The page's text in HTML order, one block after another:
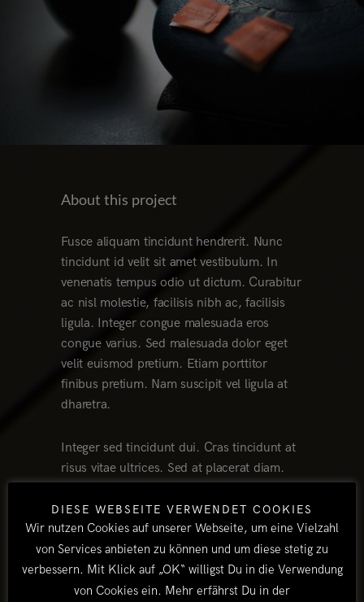
About this project
Fusce aliquam tincidunt hendrerit. Nunc
tincidunt id velit sit amet vestibulum. In
venenatis tempus odio ut dictum. Curabitur
ac nisl molestie, facilisis nibh ac, facilisis
ligula. Integer congue malesuada eros
congue varius. Sed malesuada dolor eget
velit euismod pretium. Etiam porttitor
finibus pretium. Nam suscipit vel ligula at
dharetra.
Integer sed tincidunt dui. Cras tincidunt at
risus vitae ultrices. Sed at placerat diam.
potenti. Nam et finibus elit. Integer ac
turpis quam. Pellentesque eleifend ipsum a
magna rhoncus, eu laoreet ipsum dapibus.
Curabitur ac nisl molestie, facilisis nibh ac,
facilisis ligula. Integer congue malesuada
DIESE WEBSEITE VERWENDET COOKIES
Wir nutzen Cookies auf unserer Webseite, um eine Vielzahl
von Services anbieten zu können und um diese stetig zu
verbessern. Mit Klick auf „OK“ willigst Du in die Verwendung
von Cookies ein. Mehr erfährst Du in der